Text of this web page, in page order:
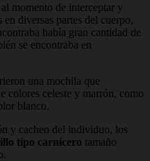
momento de interceptar y
diversas partes del cuerpo,
había gran cantidad de
se encontraba en
una mochila que
colores celeste y marrón, como
blanco.
y cacheo del individuo, los
tipo carnicero tamaño